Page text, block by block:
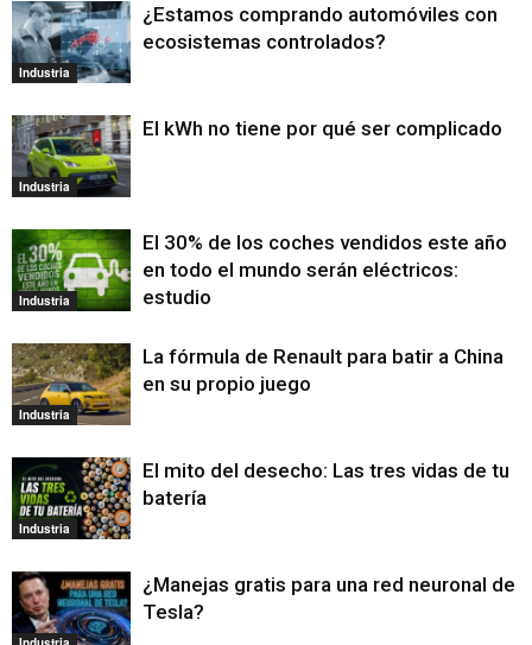
Industria
¿Estamos comprando automóviles con
ecosistemas controlados?
Industria
El kWh no tiene por qué ser complicado
Industria
El 30% de los coches vendidos este año
en todo el mundo serán eléctricos:
estudio
Industria
La fórmula de Renault para batir a China
en su propio juego
Industria
El mito del desecho: Las tres vidas de tu
batería
¿Manejas gratis para una red neuronal de
Tesla?